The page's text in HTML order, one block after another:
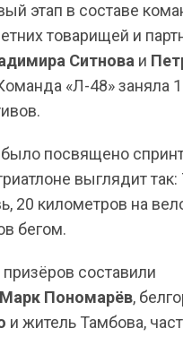
этап в составе
товарищей и
Ситнова и
«Л-48» заняла
посвящено
выглядит так:
20 километров на
бегом.
составили
Марк Пономарёв,
и житель Тамбова,